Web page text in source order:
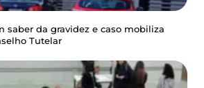
saber da gravidez e caso mobiliza
Tutelar